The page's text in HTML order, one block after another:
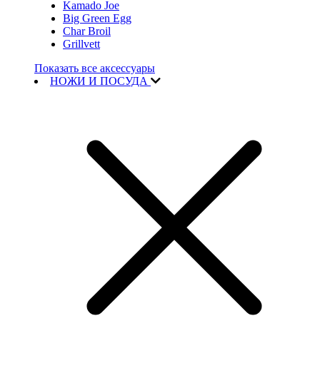
Kamado Joe
Big Green Egg
Char Broil
Grillvett
Показать все аксессуары
НОЖИ И ПОСУДА